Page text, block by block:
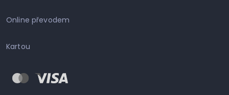
Online převodem
Kartou